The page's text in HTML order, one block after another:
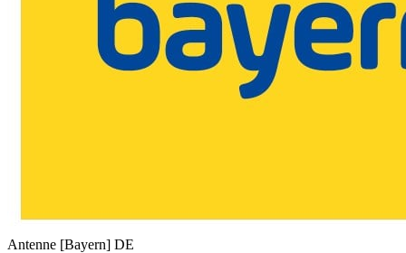
Antenne [Bayern] DE